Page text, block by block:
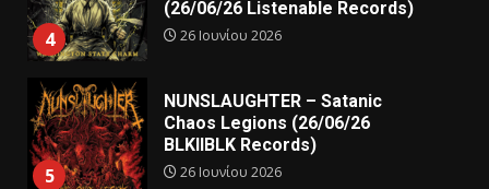
4
(26/06/26 Listenable Records)
26 Ιουνίου 2026
5
NUNSLAUGHTER – Satanic
Chaos Legions (26/06/26
BLKIIBLK Records)
26 Ιουνίου 2026